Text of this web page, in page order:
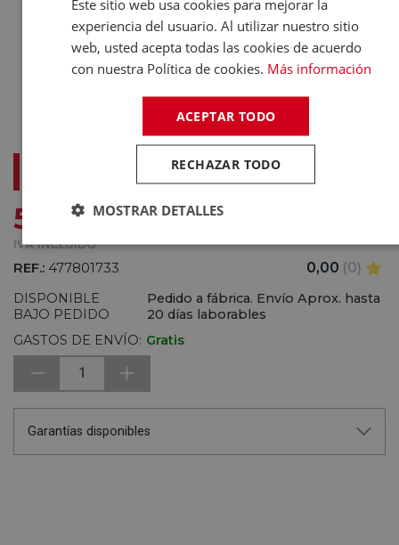
TEKA IZC 83620 MST CRISTAL NEGRO -
VITROCERÁMICA DE INDUCCIÓN 80CM
545 ,26€
IVA INCLUIDO
REF.: 477801733 0,00 (0)
DISPONIBLE
BAJO PEDIDO
Pedido a fábrica. Envío Aprox. hasta
20 días laborables
GASTOS DE ENVÍO: Gratis
1
Garantías disponibles
Este sitio web usa cookies para mejorar la
experiencia del usuario. Al utilizar nuestro sitio
web, usted acepta todas las cookies de acuerdo
con nuestra Política de cookies. Más información
ACEPTAR TODO
RECHAZAR TODO
MOSTRAR DETALLES